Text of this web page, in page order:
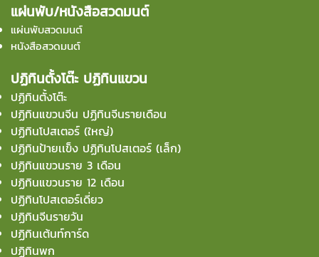
แผ่นพับ/หนังสือสวดมนต์
แผ่นพับสวดมนต์
หนังสือสวดมนต์
ปฏิทินตั้งโต๊ะ ปฏิทินแขวน
ปฏิทินตั้งโต๊ะ
ปฏิทินแขวนจีน ปฏิทินจีนรายเดือน
ปฏิทินโปสเตอร์ (ใหญ่)
ปฏิทินป้ายเเข็ง ปฏิทินโปสเตอร์ (เล็ก)
ปฏิทินแขวนราย 3 เดือน
ปฏิทินแขวนราย 12 เดือน
ปฏิทินโปสเตอร์เดี่ยว
ปฏิทินจีนรายวัน
ปฏิทินเต้นท์การ์ด
ปฏิทินพก